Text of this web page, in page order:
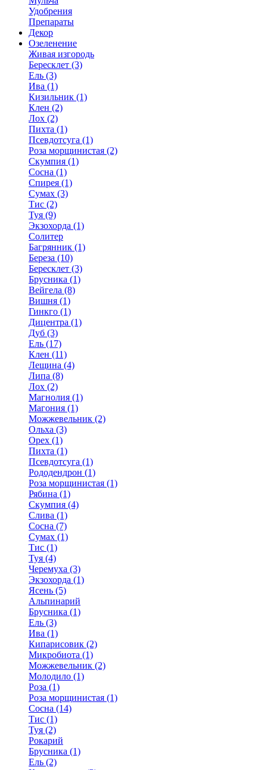
Удобрения
Препараты
Декор
Озеленение
Живая изгородь
Бересклет (3)
Ель (3)
Ива (1)
Кизильник (1)
Клен (2)
Лох (2)
Пихта (1)
Псевдотсуга (1)
Роза морщинистая (2)
Скумпия (1)
Сосна (1)
Спирея (1)
Сумах (3)
Тис (2)
Туя (9)
Экзохорда (1)
Солитер
Багрянник (1)
Береза (10)
Бересклет (3)
Брусника (1)
Вейгела (8)
Вишня (1)
Гинкго (1)
Дицентра (1)
Дуб (3)
Ель (17)
Клен (11)
Лещина (4)
Липа (8)
Лох (2)
Магнолия (1)
Магония (1)
Можжевельник (2)
Ольха (3)
Орех (1)
Пихта (1)
Псевдотсуга (1)
Рододендрон (1)
Роза морщинистая (1)
Рябина (1)
Скумпия (4)
Слива (1)
Сосна (7)
Сумах (1)
Тис (1)
Туя (4)
Черемуха (3)
Экзохорда (1)
Ясень (5)
Альпинарий
Брусника (1)
Ель (3)
Ива (1)
Кипарисовик (2)
Микробиота (1)
Можжевельник (2)
Молодило (1)
Роза (1)
Роза морщинистая (1)
Сосна (14)
Тис (1)
Туя (2)
Рокарий
Брусника (1)
Ель (2)